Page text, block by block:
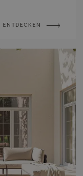
ENTDECKEN